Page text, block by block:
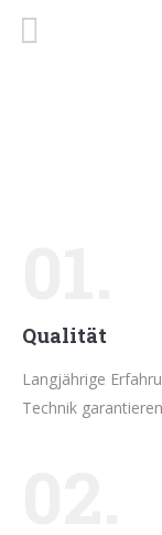
Qualität
Langjährige
Technik